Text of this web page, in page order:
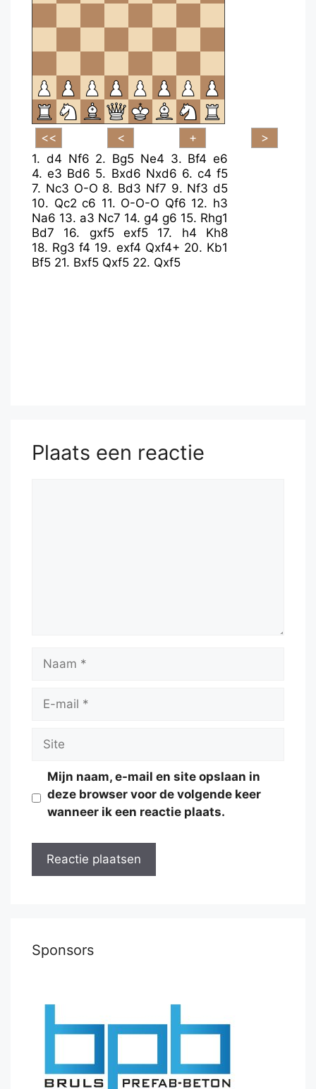
1. d4 Nf6 2. Bg5 Ne4 3. Bf4 e6
4.e3 Bd6 5. Bxd6 Nxd6 6. c4 f5
7. Nc3 O-O 8. Bd3 Nf7 9. Nf3 d5
10. Qc2 c6 11. O-O-O Qf6 12. h3
Na6 13. a3 Nc7 14. g4 g6 15. Rhg1
Bd7
16. gxf5 exf5 17. h4
Kh8
18. Rg3 f4 19. exf4 Qxf4+ 20. Kb1
Bf5 21. Bxf5 Qxf5 22. Qxf5
Plaats een reactie
Naam
Site
Mijn naam, e-mail en site opslaan in
deze browser voor de volgende keer
wanneer ik een reactie plaats.
Sponsors